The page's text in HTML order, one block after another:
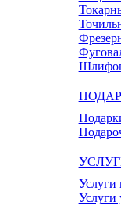
Услуги
Услуги